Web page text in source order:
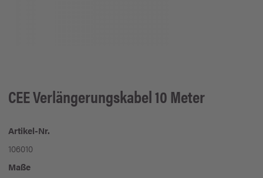
CEE Verlängerungskabel 10 Meter
Artikel-Nr.
106010
Maße